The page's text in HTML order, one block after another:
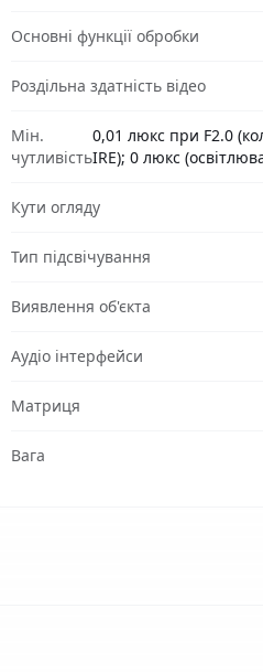
Основні функції обробки
Роздільна здатність відео
Мін.
чутливість
0,01 люкс при F2.0
IRE); 0 люкс
Кути огляду
Тип підсвічування
Виявлення об'єкта
Аудіо інтерфейси
Матриця
Вага